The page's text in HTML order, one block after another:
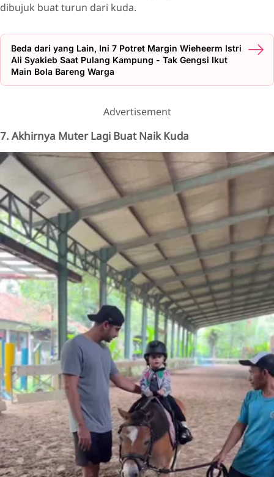
dibujuk buat turun dari kuda.
Beda dari yang Lain, Ini 7 Potret Margin Wieheerm Istri
Ali Syakieb Saat Pulang Kampung - Tak Gengsi Ikut
Main Bola Bareng Warga
Advertisement
7. Akhirnya Muter Lagi Buat Naik Kuda